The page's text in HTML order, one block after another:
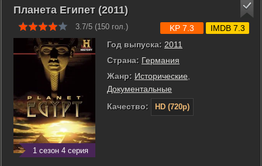
Планета Египет (2011)
3.7/5 (150 гол.)
1 сезон 4 серия
Год выпуска: 2011
Страна: Германия
Жанр: Исторические
Документальные
Качество:
HD (720p)
KP 7.3 IMDB 7.3